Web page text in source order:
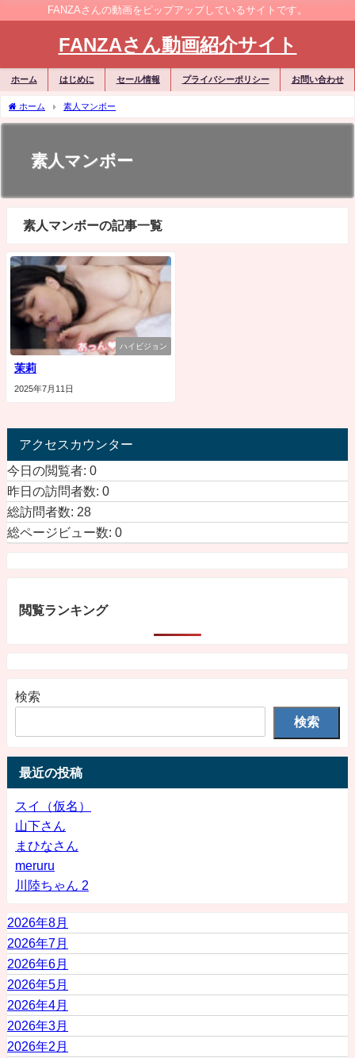
FANZAさんの動画をピップアップしているサイトです。
FANZAさん動画紹介サイト
ホーム はじめに セール情報 プライバシーポリシー お問い合わせ
ホーム 素人マンボー
素人マンボー
素人マンボーの記事一覧
ハイビジョン
茉莉
2025年7月11日
アクセスカウンター
今日の閲覧者: 0
昨日の訪問者数: 0
総訪問者数: 28
総ページビュー数: 0
閲覧ランキング
検索
検索
最近の投稿
スイ（仮名）
山下さん
まひなさん
meruru
川陸ちゃん 2
2026年8月
2026年7月
2026年6月
2026年5月
2026年4月
2026年3月
2026年2月